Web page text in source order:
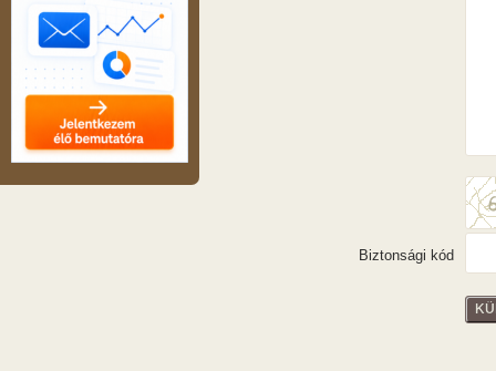
Biztonsági kód